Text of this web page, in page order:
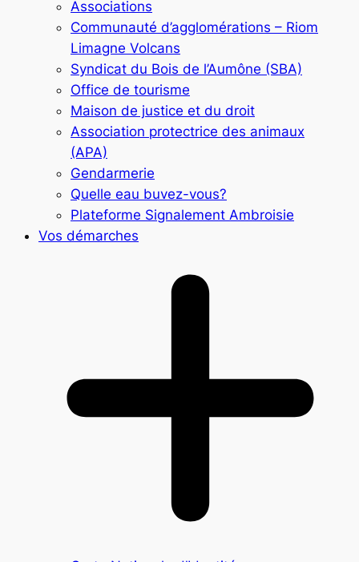
Associations
Communauté d’agglomérations – Riom
Limagne Volcans
Syndicat du Bois de l’Aumône (SBA)
Office de tourisme
Maison de justice et du droit
Association protectrice des animaux
(APA)
Gendarmerie
Quelle eau buvez-vous?
Plateforme Signalement Ambroisie
Vos démarches